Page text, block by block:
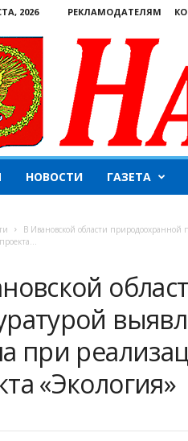
2026 РЕКЛАМОДАТЕЛЯМ
НОВОСТИ ГАЗЕТА
В Ивановской области
при
«Экология»